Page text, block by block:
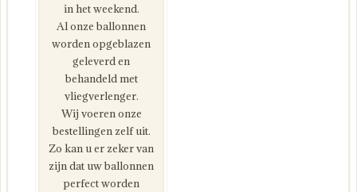
in het weekend.
Al onze ballonnen
worden opgeblazen
geleverd en
behandeld met
vliegverlenger.
Wij voeren onze
bestellingen zelf uit.
Zo kan u er zeker van
zijn dat uw ballonnen
perfect worden